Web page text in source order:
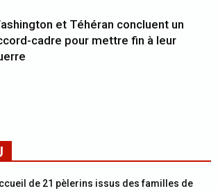
et Téhéran concluent un
cadre pour mettre fin à leur
de 21 pèlerins issus des familles de